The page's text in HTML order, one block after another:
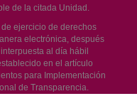
de la citada Unidad.
ejercicio de derechos
electrónica, después
al día hábil
en el artículo
para Implementación
de Transparencia.